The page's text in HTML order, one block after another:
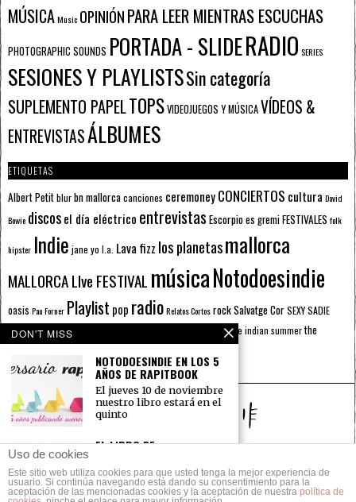
MÚSICAMusic OPINIÓNPARA LEER MIENTRAS ESCUCHAS
PHOTOGRAPHIC SOUNDS PORTADA - SLIDERADIO SERIES
SESIONES Y PLAYLISTSSin categoría
SUPLEMENTO PAPELTOPSVIDEOJUEGOS Y MÚSICAVÍDEOS &
ENTREVISTASÁLBUMES
ETIQUETAS
Albert Petitblurbn mallorcacanciones ceremoneyCONCIERTOS cultura David
Bowie discosel día eléctrico entrevistas Escorpioes gremiFESTIVALES folk
hipster Indie jane yo l.a. Lava fizz los planetasmallorca
MALLORCA LIve FESTIVAL músicaNotodoesindie
oasis Pau Forner Playlist pop radioRelatos CortosrockSalvatge CorSEXY SADIE
sputniksputnik radio the curethe indian summerthe
the wheelsu2 álbumes
© 2014 Todos los derechos reservados.
Uso de cookies
Este sitio web utiliza cookies para que usted tenga la mejor experiencia de
usuario. Si continúa navegando está dando su consentimiento para la
aceptación de las mencionadas cookies y la aceptación de nuestra política de
DON'T MISS
NOTODOESINDIE EN LOS 5
AÑOS DE RAPITBOOK
El jueves 10 de noviembre
nuestro libro estará en el
quinto
EL LIBRO DE
AQUÍ
Notodoesindie recopila
en un libro una selección